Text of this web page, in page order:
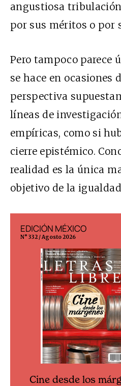
angustiosa
por sus méritos o por
Pero tampoco parece
se hace en ocasiones
perspectiva
líneas de
empíricas, como si
cierre epistémico.
realidad es la única
objetivo de la
EDICIÓN MÉXICO
N° 332 / Agosto 2026
Cine desde los